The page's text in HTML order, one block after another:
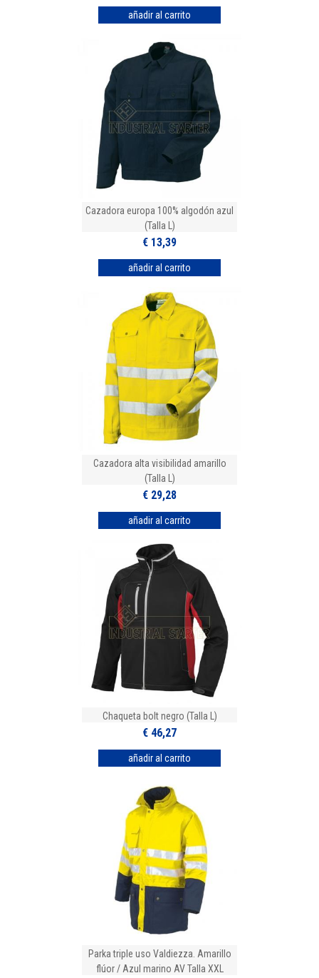
Cazadora europa 100% algodón azul
(Talla L)
€ 13,39
Cazadora alta visibilidad amarillo
(Talla L)
€ 29,28
Chaqueta bolt negro (Talla L)
€ 46,27
Parka triple uso Valdiezza. Amarillo
flúor / Azul marino AV Talla XXL